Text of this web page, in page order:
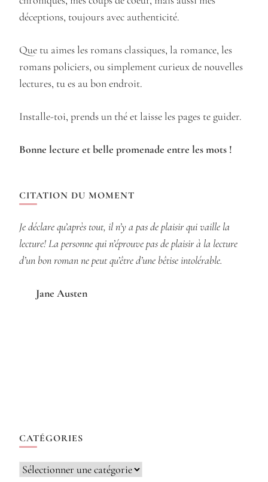
déceptions, toujours avec authenticité.
Que tu aimes les romans classiques, la romance, les
romans policiers, ou simplement curieux de nouvelles
lectures, tu es au bon endroit.
Installe-toi, prends un thé et laisse les pages te guider.
Bonne lecture et belle promenade entre les mots !
CITATION DU MOMENT
Je déclare qu’après tout, il n’y a pas de plaisir qui vaille la
lecture! La personne qui n’éprouve pas de plaisir à la lecture
d’un bon roman ne peut qu’être d’une bêtise intolérable.
Jane Austen
CATÉGORIES
Catégories